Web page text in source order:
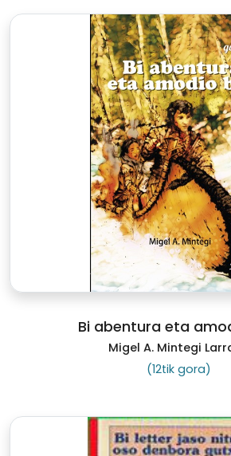
Bi abentura eta
Migel A. Mintegi
(12tik gora)